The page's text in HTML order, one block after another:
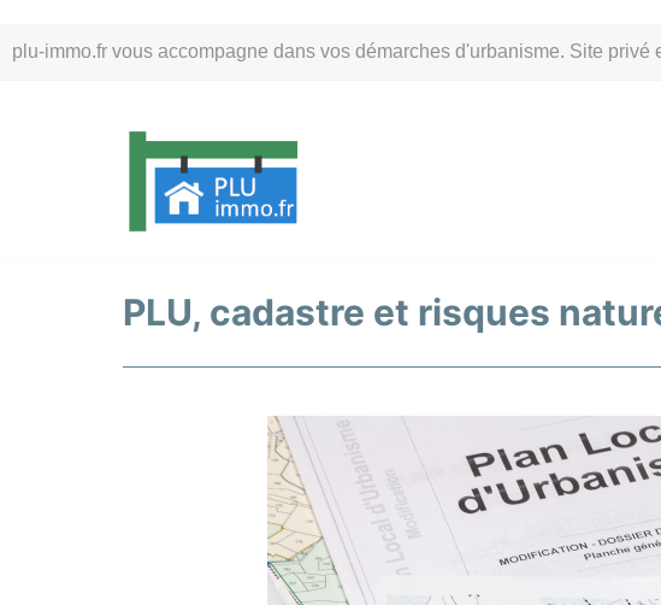
plu-immo.fr vous accompagne dans vos démarches d'urbanisme. Site
au
PLU, cadastre et risques